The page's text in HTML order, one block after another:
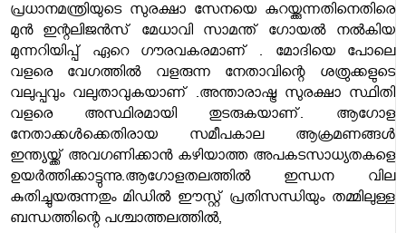
പ്രധാനമന്ത്രിയുടെ സുരക്ഷാ സേനയെ കുറയ്ക്കുന്നതിനെതിരെ
മുൻ ഇന്റലിജൻസ് മേധാവി സാമന്ത് ഗോയൽ നൽകിയ
മുന്നറിയിപ്പ് ഏറെ ഗൗരവകരമാണ് . മോദിയെ പോലെ
വളരെ വേഗത്തിൽ വളരുന്ന നേതാവിന്റെ ശത്രുക്കളുടെ
വലുപ്പവും വലുതാവുകയാണ് .അന്താരാഷ്ട്ര സുരക്ഷാ സ്ഥിതി
വളരെ അസ്ഥിരമായി തുടരുകയാണ്. ആഗോള
നേതാക്കൾക്കെതിരായ സമീപകാല ആക്രമണങ്ങൾ
ഇന്ത്യയ്ക്ക് അവഗണിക്കാൻ കഴിയാത്ത അപകടസാധ്യതകളെ
ഉയർത്തിക്കാട്ടുന്നു.ആഗോളതലത്തിൽ ഇന്ധന വില
കുതിച്ചുയരുന്നതും മിഡിൽ ഈസ്റ്റ് പ്രതിസന്ധിയും തമ്മിലുള്ള
ബന്ധത്തിന്റെ പശ്ചാത്തലത്തിൽ,